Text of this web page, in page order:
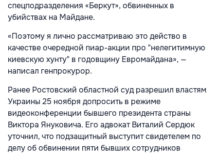
спецподразделения «Беркут», обвиненных в
убийствах на Майдане.
«Поэтому я лично рассматриваю это действо в
качестве очередной пиар-акции про "нелегитимную
киевскую хунту" в годовщину Евромайдана», —
написал генпрокурор.
Ранее Ростовский областной суд разрешил властям
Украины 25 ноября допросить в режиме
видеоконференции бывшего президента страны
Виктора Януковича. Его адвокат Виталий Сердюк
уточнил, что подзащитный выступит свидетелем по
делу об обвинении пяти бывших сотрудников